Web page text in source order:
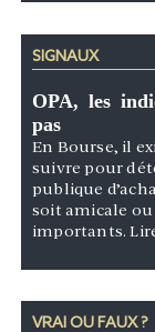
SIGNAUX
OPA, les
pas
En Bourse, il
suivre pour
publique
soit amicale
importants.
VRAI OU FAUX ?